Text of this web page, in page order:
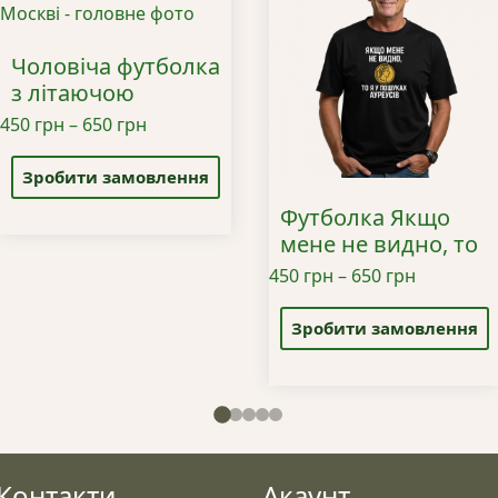
Чоловіча футболка
з літаючою
кришкою в Москві
450 грн – 650 грн
цін:
від
450 грн
Зробити замовлення
Цей
товар
має
Футболка Якщо
мене не видно, то
я у пошуках
450 грн – 650 грн
цін:
від
450 грн
Зробити замовлення
Цей
товар
має
варіантів.
можна
вибрати